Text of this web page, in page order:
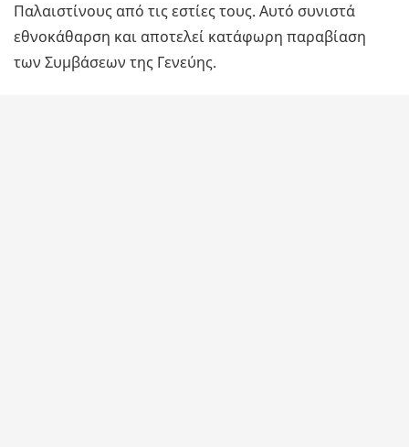
Παλαιστίνους από τις εστίες τους. Αυτό συνιστά
εθνοκάθαρση και αποτελεί κατάφωρη παραβίαση
των Συμβάσεων της Γενεύης.